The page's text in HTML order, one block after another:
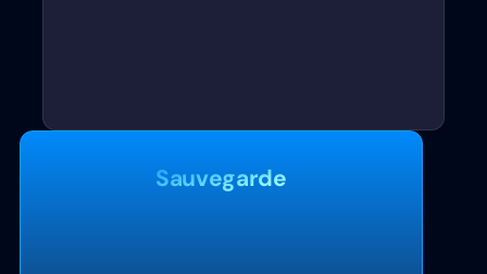
Sauvegarde